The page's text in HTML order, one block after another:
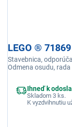
LEGO ®
Stavebnica,
Odmena osudu, rada
Ihneď k
Skladom 3 ks.
K vyzdvihnutiu